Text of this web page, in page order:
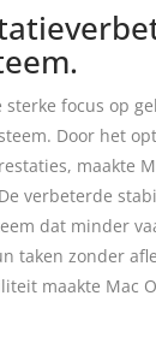
focus op
Door het
maakte
verbeterde
dat minder
taken zonder
maakte Mac